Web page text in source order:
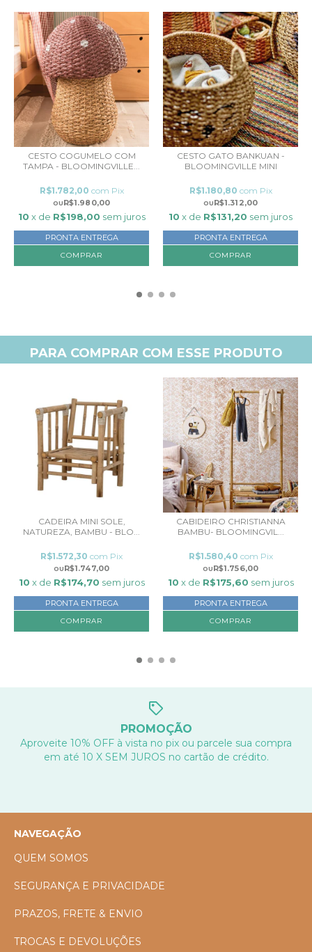
CESTO COGUMELO COM
TAMPA - BLOOMINGVILLE...
R$1.980,00
R$1.782,00 com Pix
10 x de R$198,00 sem juros
PRONTA ENTREGA
CESTO GATO BANKUAN -
BLOOMINGVILLE MINI
R$1.312,00
R$1.180,80 com Pix
10 x de R$131,20 sem juros
PRONTA ENTREGA
PARA COMPRAR COM ESSE PRODUTO
CADEIRA MINI SOLE,
NATUREZA, BAMBU - BLO...
R$1.747,00
R$1.572,30 com Pix
10 x de R$174,70 sem juros
PRONTA ENTREGA
CABIDEIRO CHRISTIANNA
BAMBU- BLOOMINGVIL...
R$1.756,00
R$1.580,40 com Pix
10 x de R$175,60 sem juros
PRONTA ENTREGA
PROMOÇÃO
Aproveite 10% OFF à vista no pix ou parcele sua compra
em até 10 X SEM JUROS no cartão de crédito.
NAVEGAÇÃO
QUEM SOMOS
SEGURANÇA E PRIVACIDADE
PRAZOS, FRETE & ENVIO
TROCAS E DEVOLUÇÕES